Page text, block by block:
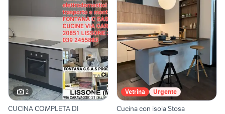
2
CUCINA COMPLETA DI
Vetrina Urgente
Cucina con isola Stosa